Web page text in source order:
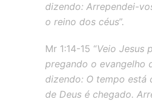
dizendo: Arrependei-
o reino dos céus”.
Mr 1:14-15 “Veio Jesus
pregando o evangelho
dizendo: O tempo está
de Deus é chegado.